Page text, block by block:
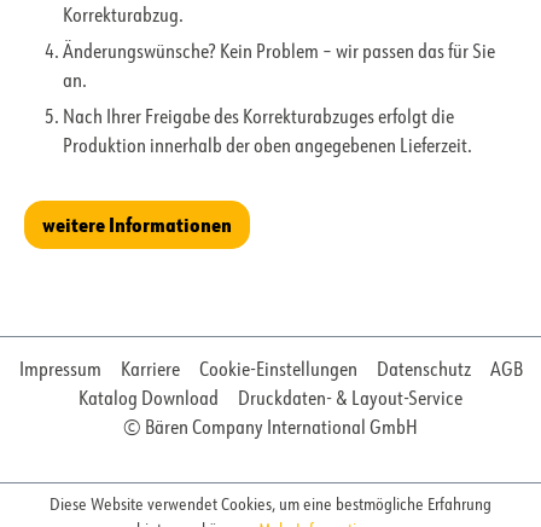
Korrekturabzug.
Änderungswünsche? Kein Problem – wir passen das für Sie
an.
Nach Ihrer Freigabe des Korrekturabzuges erfolgt die
Produktion innerhalb der oben angegebenen Lieferzeit.
weitere Informationen
Impressum Karriere Cookie-Einstellungen Datenschutz
AGB
Katalog Download
Druckdaten- & Layout-Service
© Bären Company International GmbH
Diese Website verwendet Cookies, um eine bestmögliche Erfahrung